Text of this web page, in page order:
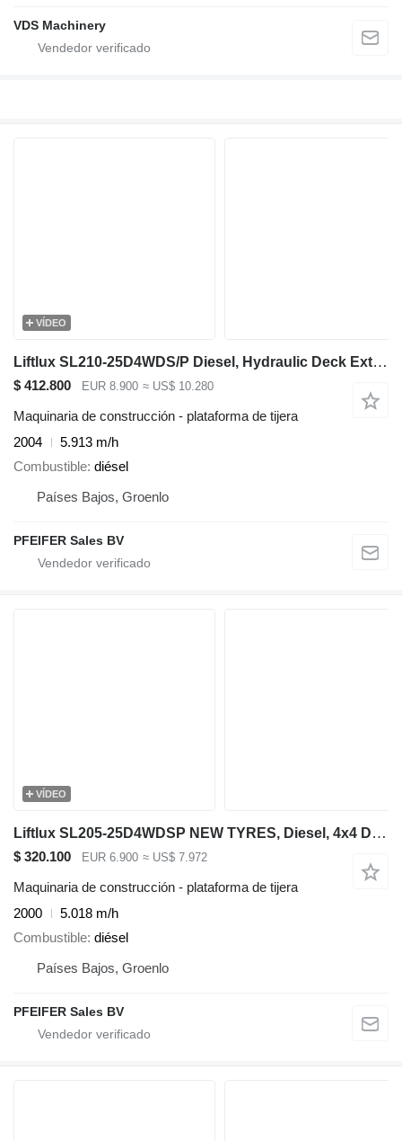
VDS Machinery
VÍDEO
Liftlux SL210-25D4WDS/P Diesel, Hydraulic Deck Extension
$ 412.800 EUR 8.900 ≈ US$ 10.280
Maquinaria de construcción - plataforma de tijera
2004
5.913 m/h
Combustible diésel
Países Bajos, Groenlo
PFEIFER Sales BV
VÍDEO
Liftlux SL205-25D4WDSP NEW TYRES, Diesel, 4x4 Drive, Hydra
$ 320.100 EUR 6.900 ≈ US$ 7.972
Maquinaria de construcción - plataforma de tijera
2000
5.018 m/h
Combustible diésel
Países Bajos, Groenlo
PFEIFER Sales BV